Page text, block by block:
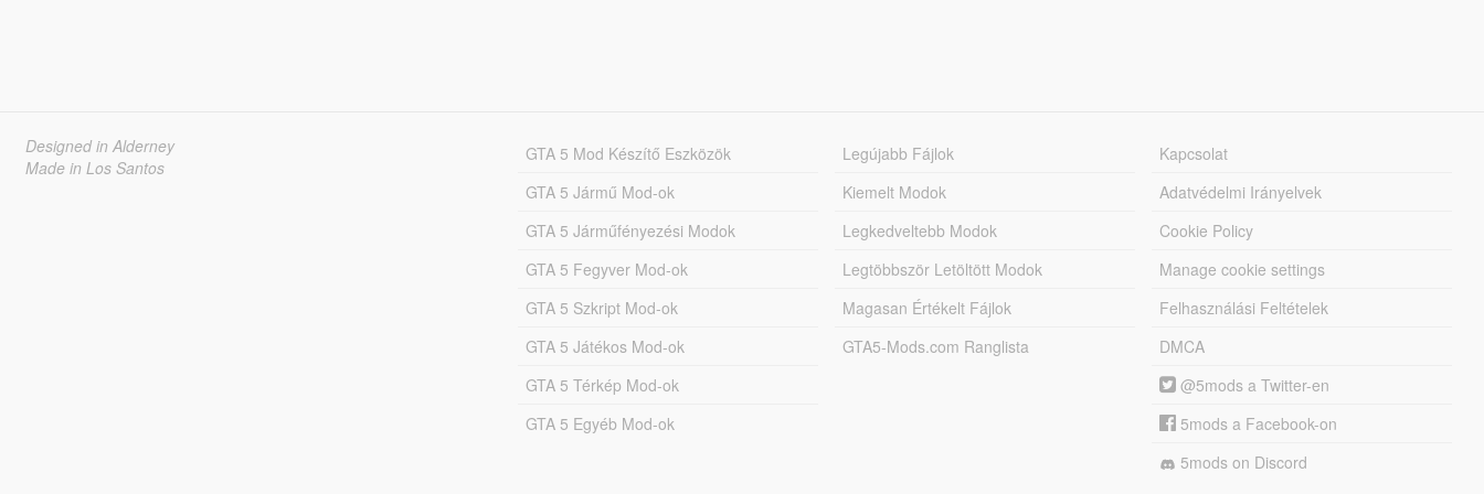
Designed in Alderney
Made in Los Santos
GTA 5 Mod Készítő Eszközök
GTA 5 Jármű Mod-ok
GTA 5 Járműfényezési Modok
GTA 5 Fegyver Mod-ok
GTA 5 Szkript Mod-ok
GTA 5 Játékos Mod-ok
GTA 5 Térkép Mod-ok
GTA 5 Egyéb Mod-ok
Legújabb Fájlok
Kiemelt Modok
Legkedveltebb Modok
Legtöbbször Letöltött Modok
Magasan Értékelt Fájlok
GTA5-Mods.com Ranglista
Kapcsolat
Adatvédelmi Irányelvek
Cookie Policy
Manage cookie settings
Felhasználási Feltételek
DMCA
@5mods a Twitter-en
5mods a Facebook-on
5mods on Discord